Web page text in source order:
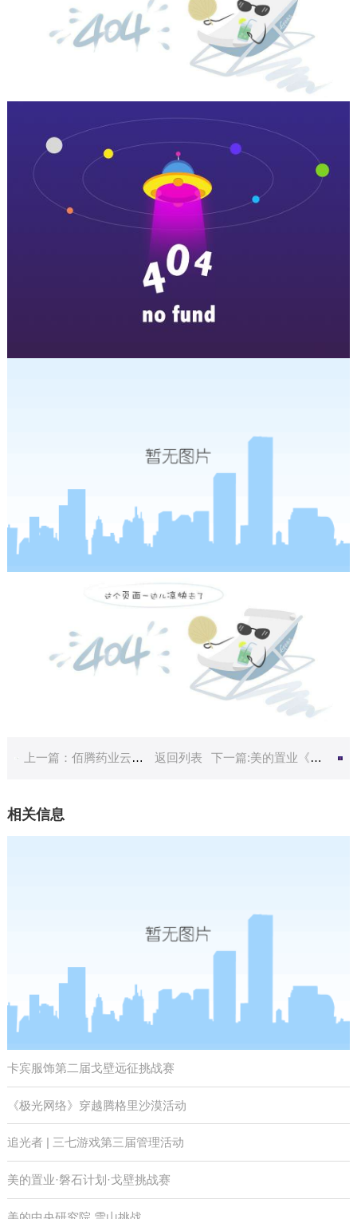
上一篇：佰腾药业云南腾冲高黎贡山徒步拓展训练 返回列表 下一篇:美的置业《磐石计划训练营》海岛拓展培训
相关信息
卡宾服饰第二届戈壁远征挑战赛
《极光网络》穿越腾格里沙漠活动
追光者 | 三七游戏第三届管理活动
美的置业·磐石计划·戈壁挑战赛